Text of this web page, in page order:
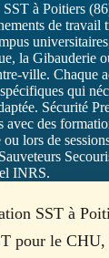
à Poitiers
de travail
la Gibauderie
ville. Chaque
qui
Sécurité
avec des
lors de
INRS.
SST à
pour le CHU,